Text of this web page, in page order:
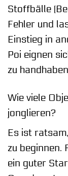
Stoffbälle
Fehler und
Einstieg in
Poi eignen
zu
Wie viele
jonglieren?
Es ist
zu beginnen.
ein guter